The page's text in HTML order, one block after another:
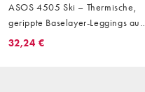
ASOS 4505 Ski – Thermische,
gerippte Baselayer-Leggings aus
schweißableitendem Material in
32,24 €